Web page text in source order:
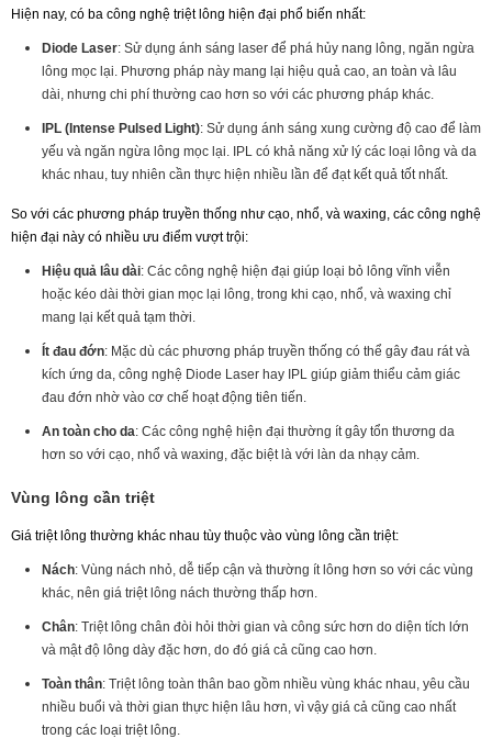
Hiện nay, có ba công nghệ triệt lông hiện đại phổ biến nhất:
Diode Laser: Sử dụng ánh sáng laser để phá hủy nang lông, ngăn ngừa
lông mọc lại. Phương pháp này mang lại hiệu quả cao, an toàn và lâu
dài, nhưng chi phí thường cao hơn so với các phương pháp khác.
IPL (Intense Pulsed Light): Sử dụng ánh sáng xung cường độ cao để làm
yếu và ngăn ngừa lông mọc lại. IPL có khả năng xử lý các loại lông và da
khác nhau, tuy nhiên cần thực hiện nhiều lần để đạt kết quả tốt nhất.
So với các phương pháp truyền thống như cạo, nhổ, và waxing, các công nghệ
hiện đại này có nhiều ưu điểm vượt trội:
Hiệu quả lâu dài: Các công nghệ hiện đại giúp loại bỏ lông vĩnh viễn
hoặc kéo dài thời gian mọc lại lông, trong khi cạo, nhổ, và waxing chỉ
mang lại kết quả tạm thời.
Ít đau đớn: Mặc dù các phương pháp truyền thống có thể gây đau rát và
kích ứng da, công nghệ Diode Laser hay IPL giúp giảm thiểu cảm giác
đau đớn nhờ vào cơ chế hoạt động tiên tiến.
An toàn cho da: Các công nghệ hiện đại thường ít gây tổn thương da
hơn so với cạo, nhổ và waxing, đặc biệt là với làn da nhạy cảm.
Vùng lông cần triệt
Giá triệt lông thường khác nhau tùy thuộc vào vùng lông cần triệt:
Nách: Vùng nách nhỏ, dễ tiếp cận và thường ít lông hơn so với các vùng
khác, nên giá triệt lông nách thường thấp hơn.
Chân: Triệt lông chân đòi hỏi thời gian và công sức hơn do diện tích lớn
và mật độ lông dày đặc hơn, do đó giá cả cũng cao hơn.
Toàn thân: Triệt lông toàn thân bao gồm nhiều vùng khác nhau, yêu cầu
nhiều buổi và thời gian thực hiện lâu hơn, vì vậy giá cả cũng cao nhất
trong các loại triệt lông.